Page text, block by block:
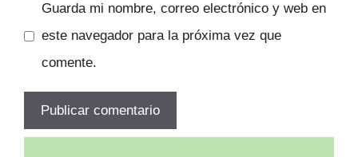
Guarda mi nombre, correo electrónico y web en
este navegador para la próxima vez que
comente.